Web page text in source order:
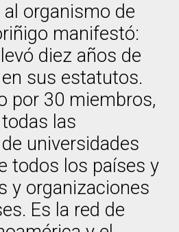
organismo de
manifestó:
diez años de
sus estatutos.
por 30 miembros,
las
universidades
todos los países y
y organizaciones
Es la red de